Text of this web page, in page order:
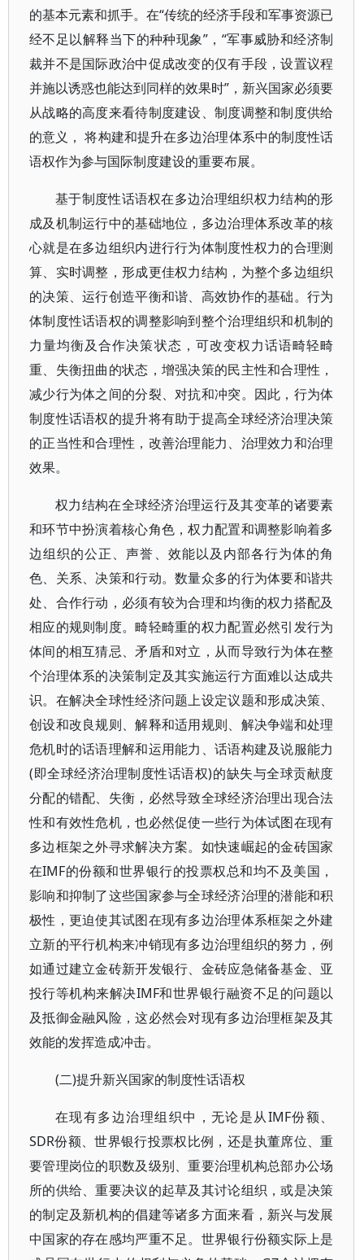
的基本元素和抓手。在“传统的经济手段和军事资源已
经不足以解释当下的种种现象”，“军事威胁和经济制
裁并不是国际政治中促成改变的仅有手段，设置议程
并施以诱惑也能达到同样的效果时”，新兴国家必须要
从战略的高度来看待制度建设、制度调整和制度供给
的意义， 将构建和提升在多边治理体系中的制度性话
语权作为参与国际制度建设的重要布展。
基于制度性话语权在多边治理组织权力结构的形
成及机制运行中的基础地位，多边治理体系改革的核
心就是在多边组织内进行行为体制度性权力的合理测
算、实时调整，形成更佳权力结构，为整个多边组织
的决策、运行创造平衡和谐、高效协作的基础。行为
体制度性话语权的调整影响到整个治理组织和机制的
力量均衡及合作决策状态，可改变权力话语畸轻畸
重、失衡扭曲的状态，增强决策的民主性和合理性，
减少行为体之间的分裂、对抗和冲突。因此，行为体
制度性话语权的提升将有助于提高全球经济治理决策
的正当性和合理性，改善治理能力、治理效力和治理
效果。
权力结构在全球经济治理运行及其变革的诸要素
和环节中扮演着核心角色，权力配置和调整影响着多
边组织的公正、声誉、效能以及内部各行为体的角
色、关系、决策和行动。数量众多的行为体要和谐共
处、合作行动，必须有较为合理和均衡的权力搭配及
相应的规则制度。畸轻畸重的权力配置必然引发行为
体间的相互猜忌、矛盾和对立，从而导致行为体在整
个治理体系的决策制定及其实施运行方面难以达成共
识。在解决全球性经济问题上设定议题和形成决策、
创设和改良规则、解释和适用规则、解决争端和处理
危机时的话语理解和运用能力、话语构建及说服能力
(即全球经济治理制度性话语权)的缺失与全球贡献度
分配的错配、失衡，必然导致全球经济治理出现合法
性和有效性危机，也必然促使一些行为体试图在现有
多边框架之外寻求解决方案。如快速崛起的金砖国家
在IMF的份额和世界银行的投票权总和均不及美国，
影响和抑制了这些国家参与全球经济治理的潜能和积
极性，更迫使其试图在现有多边治理体系框架之外建
立新的平行机构来冲销现有多边治理组织的努力，例
如通过建立金砖新开发银行、金砖应急储备基金、亚
投行等机构来解决IMF和世界银行融资不足的问题以
及抵御金融风险，这必然会对现有多边治理框架及其
效能的发挥造成冲击。
(二)提升新兴国家的制度性话语权
在现有多边治理组织中，无论是从IMF份额、
SDR份额、世界银行投票权比例，还是执董席位、重
要管理岗位的职数及级别、重要治理机构总部办公场
所的供给、重要决议的起草及其讨论组织，或是决策
的制定及新机构的倡建等诸多方面来看，新兴与发展
中国家的存在感均严重不足。世界银行份额实际上是